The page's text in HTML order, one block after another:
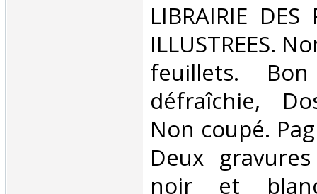
‎LIBRAIRIE DES
ILLUSTREES.
feuillets.
défraîchie,
Non coupé.
Deux
noir et